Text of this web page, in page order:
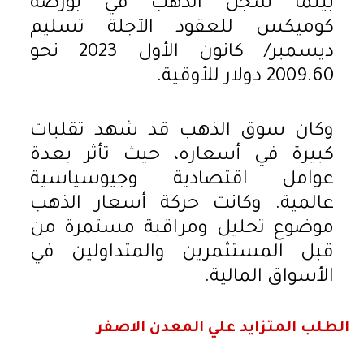
بينما سجل الذهب في بورصة
كوميكس للعقود الآجلة تسليم
ديسمبر/ كانون الأول 2023 نحو
2009.60 دولار للأوقية.
وكان سوق الذهب قد شهد تقلبات
كبيرة في أسعاره، حيث تأثر بعدة
عوامل اقتصادية وجيوسياسية
عالمية. وكانت حركة أسعار الذهب
موضوع تحليل ومراقبة مستمرة من
قبل المستثمرين والمتداولين في
الأسواق المالية.
الطلب المتزايد علي المعدن الاصفر